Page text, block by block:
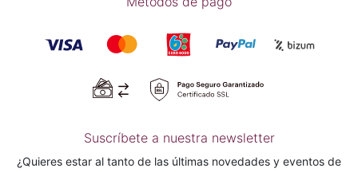
Suscríbete a nuestra newsletter
¿Quieres estar al tanto de las últimas novedades y eventos de